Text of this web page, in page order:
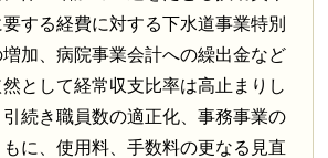
する経費に対する下水道事業特別
加、病院事業会計への繰出金など
として経常収支比率は高止まりし
続き職員数の適正化、事務事業の
に、使用料、手数料の更なる見直